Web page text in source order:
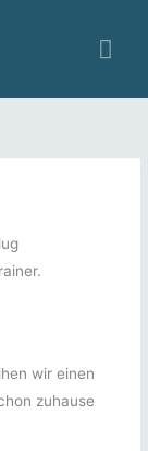
wir einen
zuhause